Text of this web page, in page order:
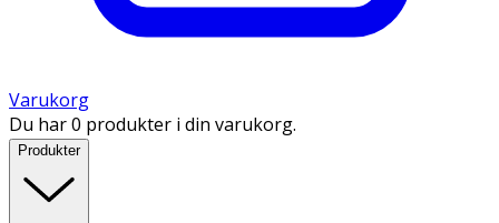
Varukorg
Du har 0 produkter i din varukorg.
Produkter